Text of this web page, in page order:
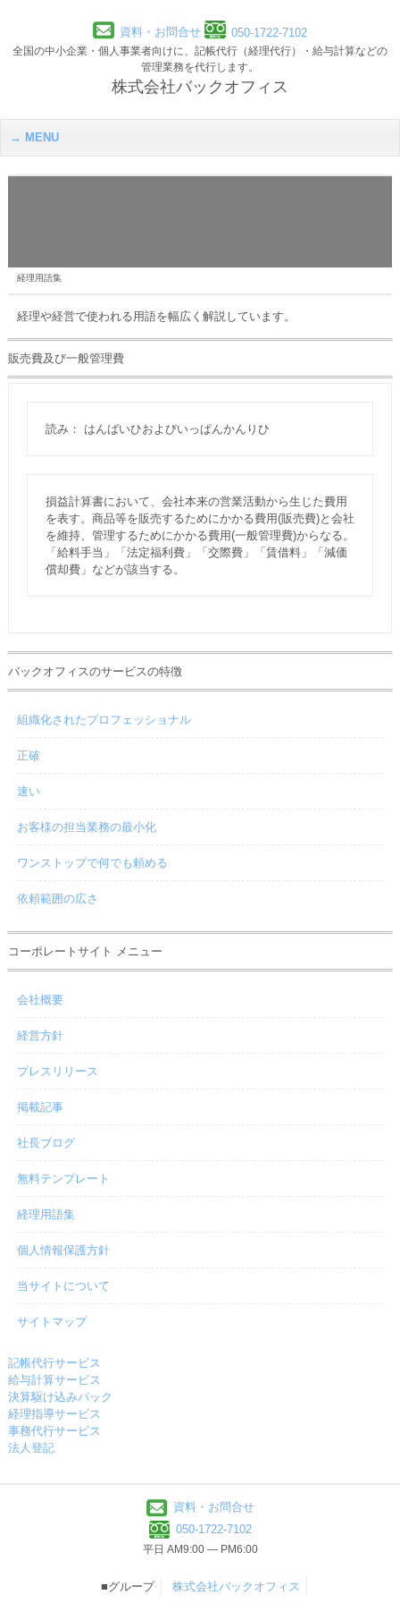
資料・お問合せ 050-1722-7102
全国の中小企業・個人事業者向けに、記帳代行（経理代行）・給与計算などの
管理業務を代行します。
株式会社バックオフィス
MENU
経理用語集
経理や経営で使われる用語を幅広く解説しています。
販売費及び一般管理費
読み： はんばいひおよびいっぱんかんりひ
損益計算書において、会社本来の営業活動から生じた費用
を表す。商品等を販売するためにかかる費用(販売費)と会社
を維持、管理するためにかかる費用(一般管理費)からなる。
「給料手当」「法定福利費」「交際費」「賃借料」「減価
償却費」などが該当する。
バックオフィスのサービスの特徴
組織化されたプロフェッショナル
正確
速い
お客様の担当業務の最小化
ワンストップで何でも頼める
依頼範囲の広さ
コーポレートサイト メニュー
会社概要
経営方針
プレスリリース
掲載記事
社長ブログ
無料テンプレート
経理用語集
個人情報保護方針
当サイトについて
サイトマップ
記帳代行サービス
給与計算サービス
決算駆け込みパック
経理指導サービス
事務代行サービス
法人登記
資料・お問合せ
050-1722-7102
平日 AM9:00 ― PM6:00
■グループ 株式会社バックオフィス